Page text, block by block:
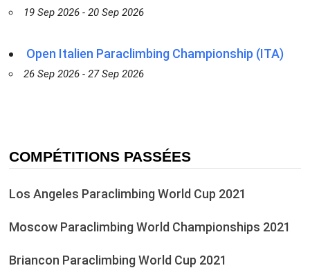
19 Sep 2026 - 20 Sep 2026
Open Italien Paraclimbing Championship (ITA)
26 Sep 2026 - 27 Sep 2026
COMPÉTITIONS PASSÉES
Los Angeles Paraclimbing World Cup 2021
Moscow Paraclimbing World Championships 2021
Briancon Paraclimbing World Cup 2021